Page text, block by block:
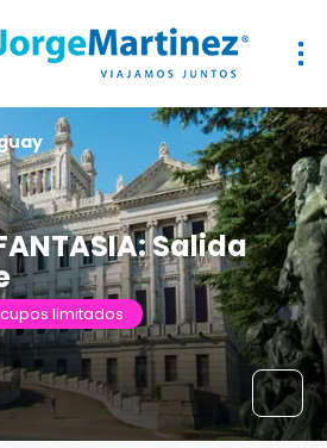
Salida
limitados